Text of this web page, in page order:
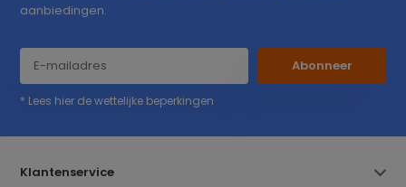
aanbiedingen.
Abonneer
* Lees hier de wettelijke beperkingen
Klantenservice